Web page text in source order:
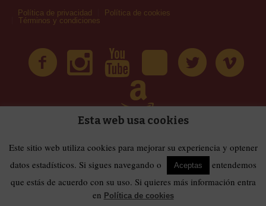
Política de privacidad
Política de cookies
Términos y condiciones
Términos y condiciones
| Huellas Callejeras © 2019 | Todos los derechos
reservados
Esta web usa cookies
Este sitio web utiliza cookies para mejorar su experiencia y optener
datos estadísticos. Si sigues navegando o
Aceptas
entendemos
que estás de acuerdo con su uso. Si quieres más información entra
en Política de cookies